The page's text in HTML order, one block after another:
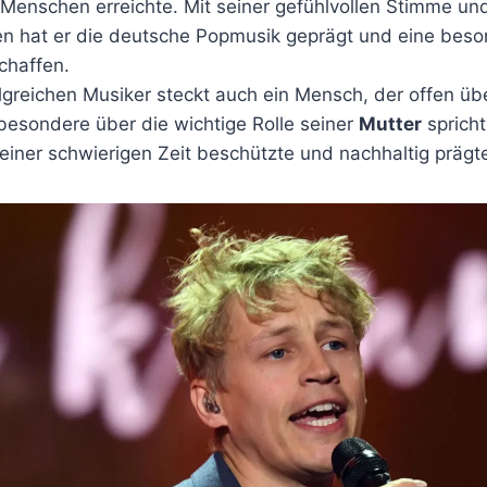
erreichte. Mit seiner gefühlvollen Stimme
hat er die deutsche Popmusik geprägt und eine
Musiker steckt auch ein Mensch, der offen
über die wichtige Rolle seiner Mutter
schwierigen Zeit beschützte und nachhaltig